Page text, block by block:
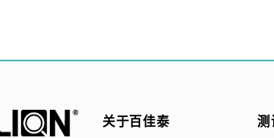
关于百佳泰 测